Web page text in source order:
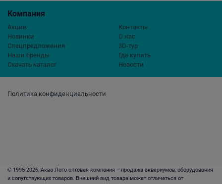
Политика конфиденциальности
Компания
Акции
Новинки
Спецпредложения
Наши бренды
Скачать каталог
Контакты
О нас
3D-тур
Где купить
Новости
© 1995-2026, Аква Лого оптовая компания – продажа аквариумов, оборудования
и сопутствующих товаров. Внешний вид товара может отличаться от